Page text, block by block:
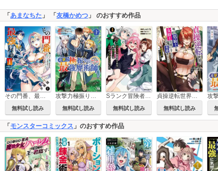
「 あまなちた 」 「 友橋かめつ 」 のおすすめ作品
無料試し読み 無料試し読み 無料試し読み 無料試し読み
「モンスターコミックス 」のおすすめ作品